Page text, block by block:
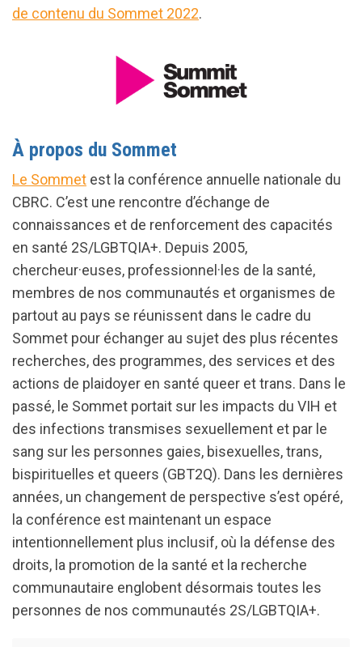
de contenu du Sommet 2022.
À propos du Sommet
Le Sommet est la conférence annuelle nationale du
CBRC. C’est une rencontre d’échange de
connaissances et de renforcement des capacités
en santé 2S/LGBTQIA+. Depuis 2005,
chercheur·euses, professionnel·les de la santé,
membres de nos communautés et organismes de
partout au pays se réunissent dans le cadre du
Sommet pour échanger au sujet des plus récentes
recherches, des programmes, des services et des
actions de plaidoyer en santé queer et trans. Dans le
passé, le Sommet portait sur les impacts du VIH et
des infections transmises sexuellement et par le
sang sur les personnes gaies, bisexuelles, trans,
bispirituelles et queers (GBT2Q). Dans les dernières
années, un changement de perspective s’est opéré,
la conférence est maintenant un espace
intentionnellement plus inclusif, où la défense des
droits, la promotion de la santé et la recherche
communautaire englobent désormais toutes les
personnes de nos communautés 2S/LGBTQIA+.